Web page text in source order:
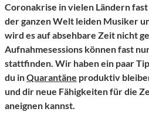
Coronakrise in vielen Ländern
der ganzen Welt leiden Musiker
wird es auf absehbare Zeit nicht
Aufnahmesessions können fast
stattfinden. Wir haben ein paar
du inQuarantäne produktiv
und dir neue Fähigkeiten für die
aneignen kannst.